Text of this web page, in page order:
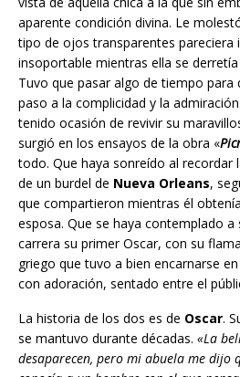
aparente condición divina. Le
tipo de ojos transparentes pareciera
insoportable mientras ella se
Tuvo que pasar algo de tiempo para
paso a la complicidad y la
tenido ocasión de revivir su
surgió en los ensayos de la obra «
todo. Que haya sonreído al recordar
de un burdel de Nueva Orleans,
que compartieron mientras él
esposa. Que se haya contemplado
carrera su primer Oscar, con su
griego que tuvo a bien encarnarse
con adoración, sentado entre el
La historia de los dos es de Oscar.
se mantuvo durante décadas. «La
desaparecen, pero mi abuela me dijo